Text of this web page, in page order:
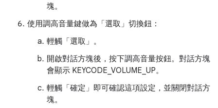
塊。
使用調高音量鍵做為「選取」切換鈕：
輕觸「選取」。
開啟對話方塊後，按下調高音量按鈕。對話方塊
會顯示 KEYCODE_VOLUME_UP。
輕觸「確定」 即可確認這項設定，並關閉對話方
塊。